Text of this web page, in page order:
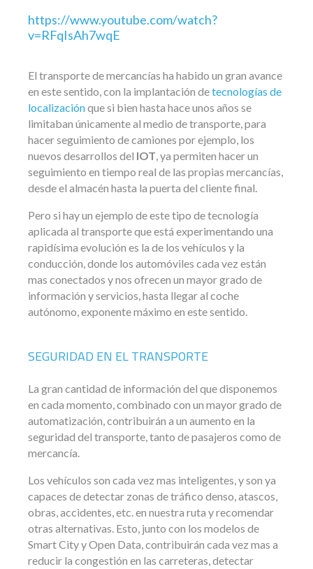
https://www.youtube.com/watch?
v=RFqIsAh7wqE
El transporte de mercancías ha habido un gran avance
en este sentido, con la implantación detecnologías de
localizaciónque si bien hasta hace unos años se
limitaban únicamente al medio de transporte, para
hacer seguimiento de camiones por ejemplo, los
nuevos desarrollos del IOT, ya permiten hacer un
seguimiento en tiempo real de las propias mercancías,
desde el almacén hasta la puerta del cliente final.
Pero si hay un ejemplo de este tipo de tecnología
aplicada al transporte que está experimentando una
rapidísima evolución es la de los vehículos y la
conducción, donde los automóviles cada vez están
mas conectados y nos ofrecen un mayor grado de
información y servicios, hasta llegar al coche
autónomo, exponente máximo en este sentido.
SEGURIDAD EN EL TRANSPORTE
La gran cantidad de información del que disponemos
en cada momento, combinado con un mayor grado de
automatización, contribuirán a un aumento en la
seguridad del transporte, tanto de pasajeros como de
mercancía.
Los vehículos son cada vez mas inteligentes, y son ya
capaces de detectar zonas de tráfico denso, atascos,
obras, accidentes, etc. en nuestra ruta y recomendar
otras alternativas. Esto, junto con los modelos de
Smart City y Open Data, contribuirán cada vez mas a
reducir la congestión en las carreteras, detectar